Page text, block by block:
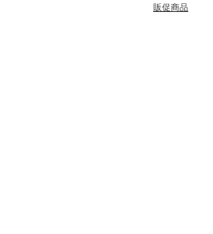
販促商品